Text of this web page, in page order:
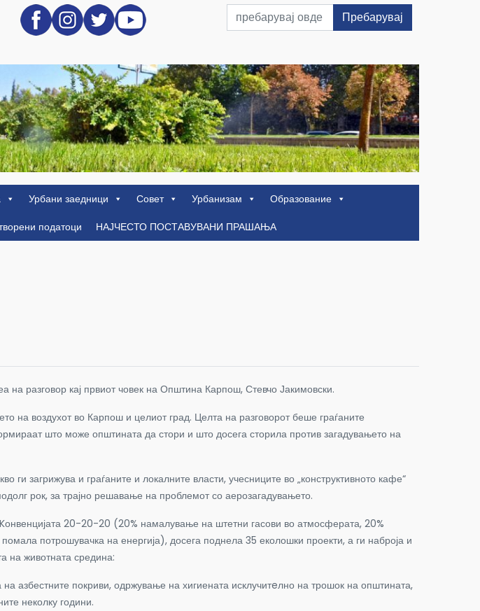
Пребарувај
Урбани заедници Совет Урбанизам
Образование
податоци НАЈЧЕСТО ПОСТАВУВАНИ ПРАШАЊА
на разговор кај првиот човек на Општина Карпош, Стевчо Јакимовски.
на воздухот во Карпош и целиот град. Целта на разговорот беше граѓаните
што може општината да стори и што досега сторила против загадувањето на
загрижува и граѓаните и локалните власти, учесниците во „конструктивното кафе“
рок, за трајно решавање на проблемот со аерозагадувањето.
20-20-20 (20% намалување на штетни гасови во атмосферата, 20%
потрошувачка на енергија), досега поднела 35 еколошки проекти, а ги наброја и
на животната средина:
азбестните покриви, одржување на хигиената исклучитeлно на трошок на општината,
неколку години.